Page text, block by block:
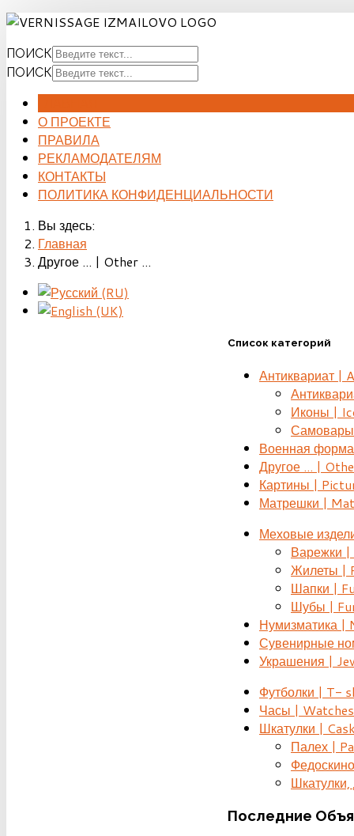
ПОИСК
ПОИСК
О ПРОЕКТЕ
ПРАВИЛА
РЕКЛАМОДАТЕЛЯМ
КОНТАКТЫ
ПОЛИТИКА КОНФИДЕНЦИАЛЬНОСТИ
Вы здесь:
Главная
Другое ... | Other ...
Список категорий
Антиквариат |
Иконы |
Военная
Другое ... |
Картины |
Матрешки |
Меховые
Варежки
Жилеты |
Шапки |
Шубы |
Нумизматика |
Сувенирные
Украшения |
Футболки | T-
Часы | Watches
Шкатулки |
Палех |
Последние